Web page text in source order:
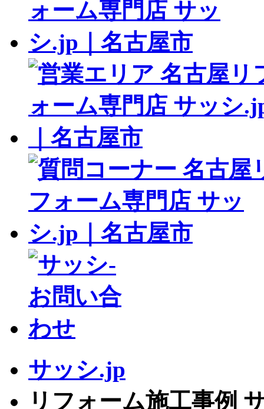
サッシ.jp
リフォーム施工事例